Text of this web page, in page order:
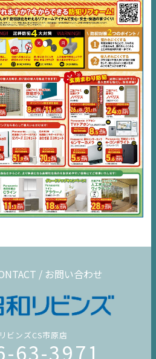
EVENT
報誌ミッケル
エリア
エリア
エリア
サイネージ
一括査定
コラム
/ お問い合わせ
ビンズCS市原店
63-3971